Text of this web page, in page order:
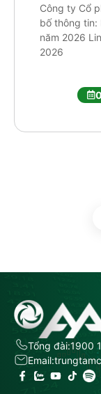
Công ty Cổ
bố thông tin:
năm 2026
2026
Tổng đài:1900
Email: